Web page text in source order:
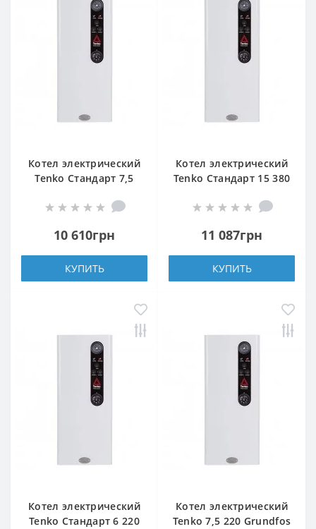
Котел электрический
Tenko Стандарт 7,5
10 610грн
КУПИТЬ
Котел электрический
Tenko Стандарт 15 380
11 087грн
КУПИТЬ
Котел электрический
Tenko Стандарт 6 220
Котел электрический
Tenko 7,5 220 Grundfos